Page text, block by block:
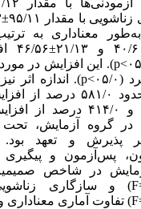
معنا‌داری به
۵۹/۱۶±۴۰/
p). این افزایش در مورد
۰>
p). اندازه اثر
بود که حدود ۵۸۱/۰ درصد
زناشویی و ۴۱۴/۰ درصد از
در گروه آزمایش، تحت
پذیرش و تعهد بود.
پس‌آزمون و پیگیری
در شاخص صمیمیت (۰۱/
) و سازگاری زناشویی (۰۱/
) تفاوت آماری معناداری